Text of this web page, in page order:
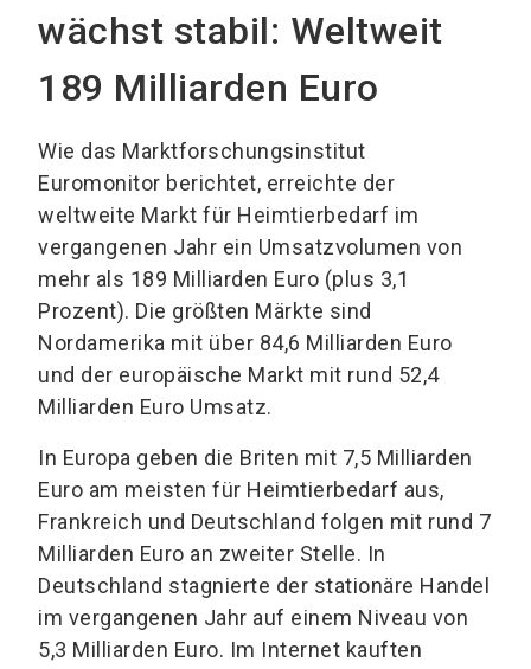
wächst stabil: Weltweit
189 Milliarden Euro
Wie das Marktforschungsinstitut
Euromonitor berichtet, erreichte der
weltweite Markt für Heimtierbedarf im
vergangenen Jahr ein Umsatzvolumen von
mehr als 189 Milliarden Euro (plus 3,1
Prozent). Die größten Märkte sind
Nordamerika mit über 84,6 Milliarden Euro
und der europäische Markt mit rund 52,4
Milliarden Euro Umsatz.
In Europa geben die Briten mit 7,5 Milliarden
Euro am meisten für Heimtierbedarf aus,
Frankreich und Deutschland folgen mit rund 7
Milliarden Euro an zweiter Stelle. In
Deutschland stagnierte der stationäre Handel
im vergangenen Jahr auf einem Niveau von
5,3 Milliarden Euro. Im Internet kauften